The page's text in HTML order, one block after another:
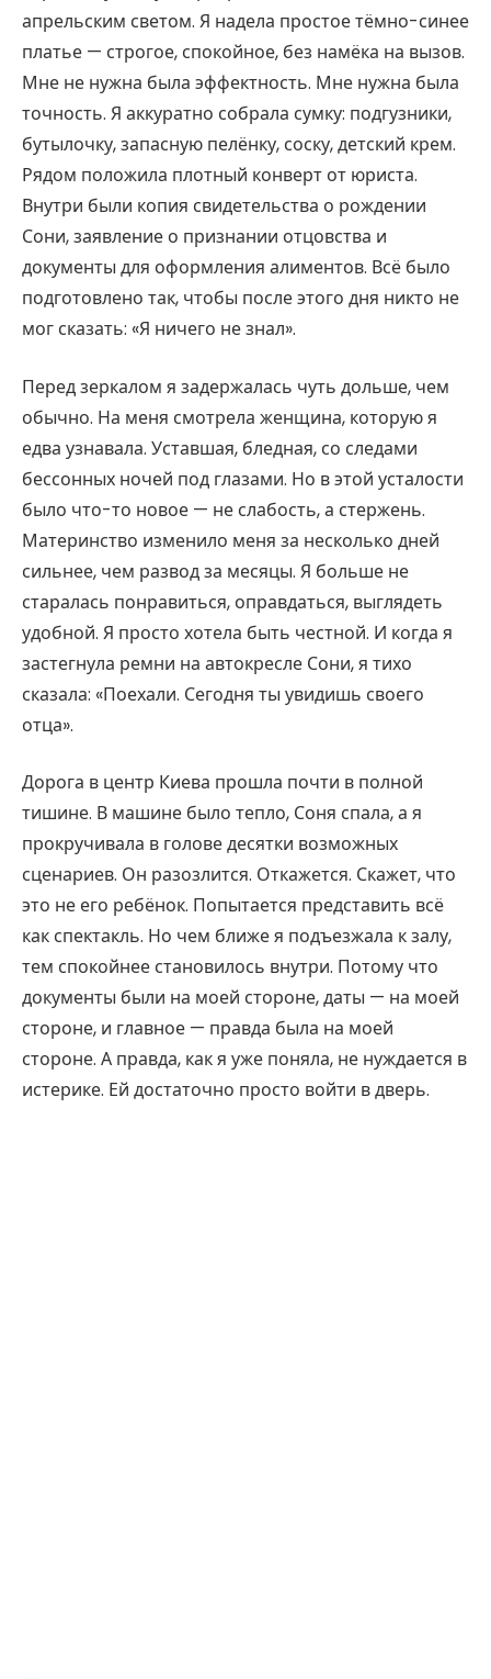
апрельским светом. Я надела простое тёмно-синее
платье — строгое, спокойное, без намёка на вызов.
Мне не нужна была эффектность. Мне нужна была
точность. Я аккуратно собрала сумку: подгузники,
бутылочку, запасную пелёнку, соску, детский крем.
Рядом положила плотный конверт от юриста.
Внутри были копия свидетельства о рождении
Сони, заявление о признании отцовства и
документы для оформления алиментов. Всё было
подготовлено так, чтобы после этого дня никто не
мог сказать: «Я ничего не знал».
Перед зеркалом я задержалась чуть дольше, чем
обычно. На меня смотрела женщина, которую я
едва узнавала. Уставшая, бледная, со следами
бессонных ночей под глазами. Но в этой усталости
было что-то новое — не слабость, а стержень.
Материнство изменило меня за несколько дней
сильнее, чем развод за месяцы. Я больше не
старалась понравиться, оправдаться, выглядеть
удобной. Я просто хотела быть честной. И когда я
застегнула ремни на автокресле Сони, я тихо
сказала: «Поехали. Сегодня ты увидишь своего
отца».
Дорога в центр Киева прошла почти в полной
тишине. В машине было тепло, Соня спала, а я
прокручивала в голове десятки возможных
сценариев. Он разозлится. Откажется. Скажет, что
это не его ребёнок. Попытается представить всё
как спектакль. Но чем ближе я подъезжала к залу,
тем спокойнее становилось внутри. Потому что
документы были на моей стороне, даты — на моей
стороне, и главное — правда была на моей
стороне. А правда, как я уже поняла, не нуждается в
истерике. Ей достаточно просто войти в дверь.